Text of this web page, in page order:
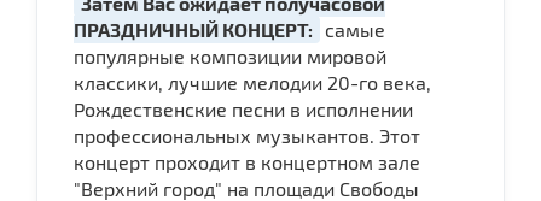
ПРАЗДНИЧНЫЙ КОНЦЕРТ:
самые
популярные композиции мировой
классики, лучшие мелодии 20-го века,
Рождественские песни в исполнении
профессиональных музыкантов. Этот
концерт проходит в концертном зале
"Верхний город" на площади Свободы